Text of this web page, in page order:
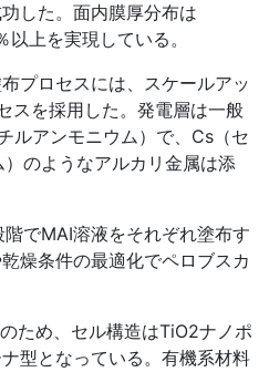
した。面内膜厚分布は
上を実現している。
プロセスには、スケールアッ
スを採用した。発電層は一般
ルアンモニウム）で、Cs（セ
のようなアルカリ金属は添
でMAI溶液をそれぞれ塗布す
燥条件の最適化でペロブスカ
ため、セル構造はTiO2ナノポ
型となっている。有機系材料